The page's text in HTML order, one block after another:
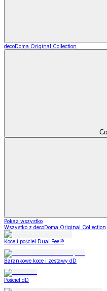
decoDoma Original Collection
Pokaż wszystko
Wszystko z decoDoma Original Collection
Koce i pościel Dual Feel®
Barankowe koce i zestawy dD
Pościel dD